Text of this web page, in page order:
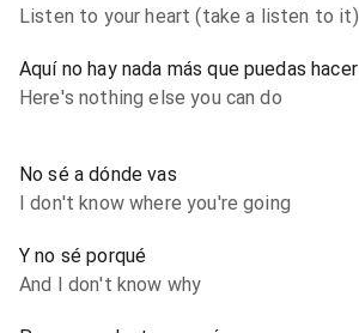
Listen to your heart (take a listen to it)
Aquí no hay nada más que puedas hacer
Here's nothing else you can do
No sé a dónde vas
I don't know where you're going
Y no sé porqué
And I don't know why